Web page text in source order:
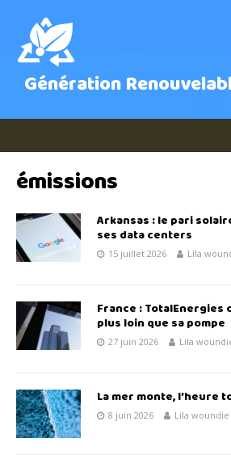
Génération
émissions
Arkansas : le pari
ses data centers
15 juillet 2026 Lila
France : TotalEnergies
plus loin que sa pompe
27 juin 2026 Lila
La mer monte, l’heure
8 juin 2026 Lila woundie